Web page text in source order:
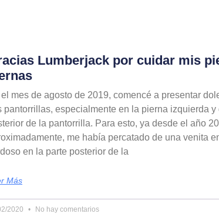
Lumberjack por cuidar mis
el mes de agosto de 2019, comencé a presentar
pantorrillas, especialmente en la pierna izquierda y
de la pantorrilla. Para esto, ya desde el año
me había percatado de una venita
en la parte posterior de la
Más
2020 No hay comentarios